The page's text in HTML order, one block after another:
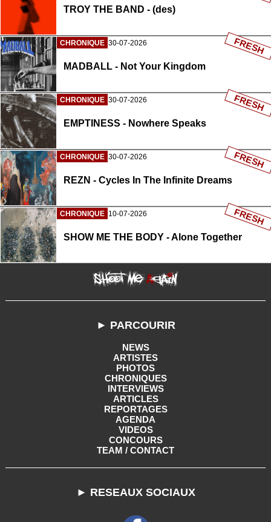
TROY THE BAND - (des)
CHRONIQUE 30-07-2026
MADBALL - Not Your Kingdom
FRESH
CHRONIQUE 30-07-2026
EMPTINESS - Nowhere Speaks
FRESH
CHRONIQUE 30-07-2026
REZN - Cycles In The Infinite Dreams
FRESH
CHRONIQUE 10-07-2026
SHOW ME THE BODY - Alone Together
FRESH
► PARCOURIR
NEWS
ARTISTES
PHOTOS
CHRONIQUES
INTERVIEWS
ARTICLES
REPORTAGES
AGENDA
VIDEOS
CONCOURS
TEAM / CONTACT
► RESEAUX SOCIAUX